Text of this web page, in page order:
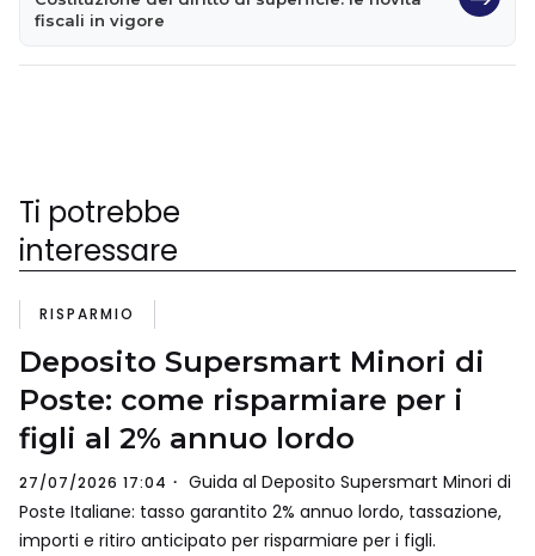
fiscali in vigore
Ti potrebbe
interessare
RISPARMIO
Deposito Supersmart Minori di
Poste: come risparmiare per i
figli al 2% annuo lordo
27/07/2026 17:04
Guida al Deposito Supersmart Minori di
Poste Italiane: tasso garantito 2% annuo lordo, tassazione,
importi e ritiro anticipato per risparmiare per i figli.